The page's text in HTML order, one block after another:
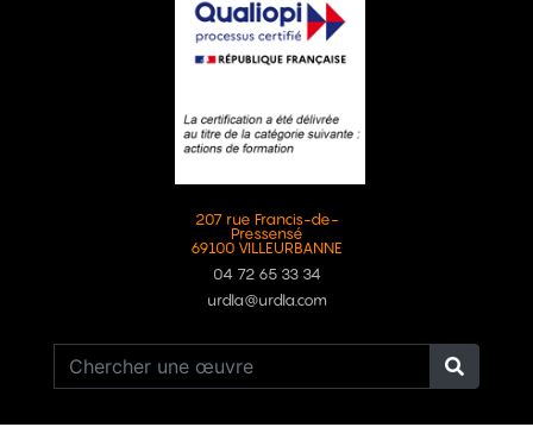
207 rue Francis-de-
Pressensé
69100 VILLEURBANNE
04 72 65 33 34
urdla@urdla.com